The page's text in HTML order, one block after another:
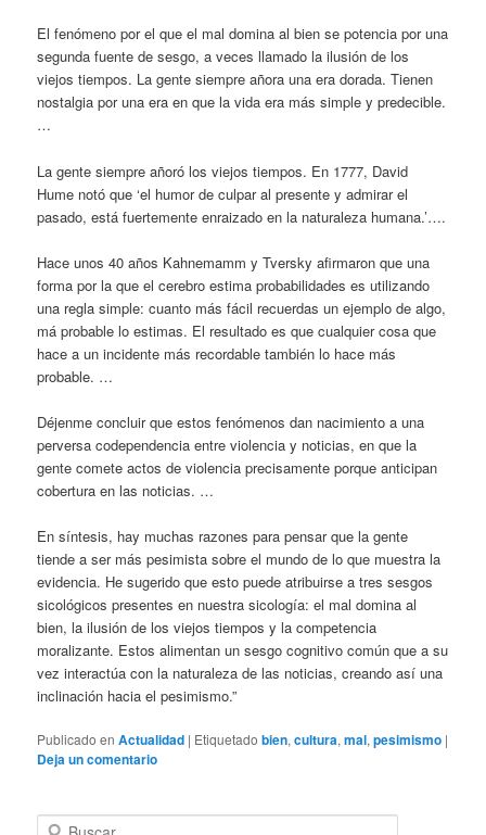
El fenómeno por el que el mal domina al bien se potencia por una
segunda fuente de sesgo, a veces llamado la ilusión de los
viejos tiempos. La gente siempre añora una era dorada. Tienen
nostalgia por una era en que la vida era más simple y predecible.
…
La gente siempre añoró los viejos tiempos. En 1777, David
Hume notó que ‘el humor de culpar al presente y admirar el
pasado, está fuertemente enraizado en la naturaleza humana.’….
Hace unos 40 años Kahnemamm y Tversky afirmaron que una
forma por la que el cerebro estima probabilidades es utilizando
una regla simple: cuanto más fácil recuerdas un ejemplo de algo,
má probable lo estimas. El resultado es que cualquier cosa que
hace a un incidente más recordable también lo hace más
probable. …
Déjenme concluir que estos fenómenos dan nacimiento a una
perversa codependencia entre violencia y noticias, en que la
gente comete actos de violencia precisamente porque anticipan
cobertura en las noticias. …
En síntesis, hay muchas razones para pensar que la gente
tiende a ser más pesimista sobre el mundo de lo que muestra la
evidencia. He sugerido que esto puede atribuirse a tres sesgos
sicológicos presentes en nuestra sicología: el mal domina al
bien, la ilusión de los viejos tiempos y la competencia
moralizante. Estos alimentan un sesgo cognitivo común que a su
vez interactúa con la naturaleza de las noticias, creando así una
inclinación hacia el pesimismo.”
Publicado en Actualidad | Etiquetado bien,cultura,mal,pesimismo |
Deja un comentario